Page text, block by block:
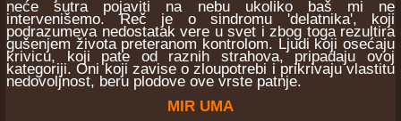
neće sutra pojaviti na nebu ukoliko baš mi ne
intervenišemo. Reč je o sindromu 'delatnika', koji
podrazumeva nedostatak vere u svet i zbog toga rezultira
gušenjem života preteranom kontrolom. Ljudi koji osećaju
krivicu, koji pate od raznih strahova, pripadaju ovoj
kategoriji. Oni koji zavise o zloupotrebi i prikrivaju vlastitu
nedovoljnost, beru plodove ove vrste patnje.
MIR UMA